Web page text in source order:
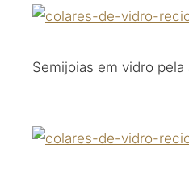
Semijoias em vidro pela